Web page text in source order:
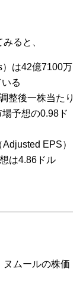
ると、
は42億7100万
る
整後一株当たり
予想の0.98ド
EPS）
は4.86ドル
ヌムールの株価